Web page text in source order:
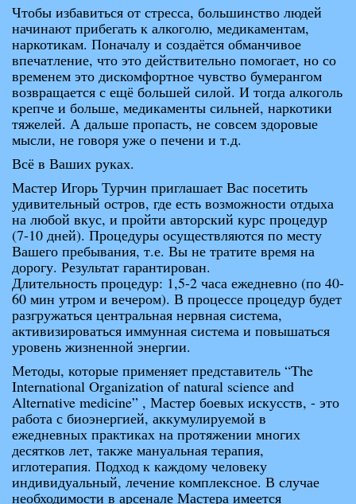
Чтобы избавиться от стресса, большинство людей
начинают прибегать к алкоголю, медикаментам,
наркотикам. Поначалу и создаётся обманчивое
впечатление, что это действительно помогает, но со
временем это дискомфортное чувство бумерангом
возвращается с ещё большей силой. И тогда алкоголь
крепче и больше, медикаменты сильней, наркотики
тяжелей. А дальше пропасть, не совсем здоровые
мысли, не говоря уже о печени и т.д.
Всё в Ваших руках.
Мастер Игорь Турчин приглашает Вас посетить
удивительный остров, где есть возможности отдыха
на любой вкус, и пройти авторский курс процедур
(7-10 дней). Процедуры осуществляются по месту
Вашего пребывания, т.е. Вы не тратите время на
дорогу. Результат гарантирован.
Длительность процедур: 1,5-2 часа ежедневно (по 40-
60 мин утром и вечером). В процессе процедур будет
разгружаться центральная нервная система,
активизироваться иммунная система и повышаться
уровень жизненной энергии.
Методы, которые применяет представитель “The
International Organization of natural science and
Alternative medicine” , Мастер боевых искусств, - это
работа с биоэнергией, аккумулируемой в
ежедневных практиках на протяжении многих
десятков лет, также мануальная терапия,
иглотерапия. Подход к каждому человеку
индивидуальный, лечение комплексное. В случае
необходимости в арсенале Мастера имеется